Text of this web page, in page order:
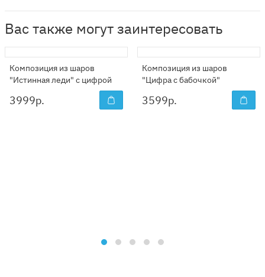
Вас также могут заинтересовать
Композиция из шаров
"Истинная леди" с цифрой
3999р.
Композиция из шаров
"Цифра с бабочкой"
3599р.